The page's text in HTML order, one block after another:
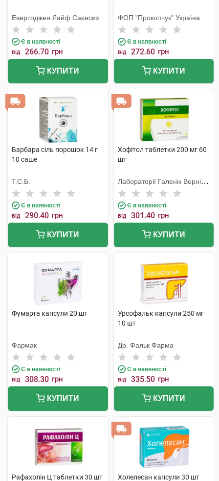
Евертоджен Лайф Саєнсиз
Є в наявності
від 266.70 грн
КУПИТИ
ФОП "Прокопчук" Україна
Є в наявності
від 272.60 грн
КУПИТИ
Барбара сіль порошок 14 г
10 саше
Т.С.Б.
Є в наявності
від 290.40 грн
КУПИТИ
Хофітол таблетки 200 мг 60
шт
Лабораторії Галенік Вернін/
Франція
Є в наявності
від 301.40 грн
КУПИТИ
Фумарта капсули 20 шт
Фармак
Є в наявності
від 308.30 грн
КУПИТИ
Урсофальк капсули 250 мг
10 шт
Др. Фальк Фарма
Є в наявності
від 335.50 грн
КУПИТИ
Рафахолін Ц таблетки 30 шт Холелесан капсули 30 шт